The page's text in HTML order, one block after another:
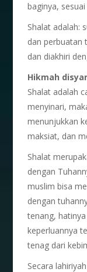
baginya,
Shalat adalah:
dan perbuatan
dan diakhiri
Hikmah
Shalat adalah
menyinari,
menunjukkan
maksiat, dan
Shalat
dengan
muslim bisa
dengan
tenang,
keperluannya
tenag dari
Secara